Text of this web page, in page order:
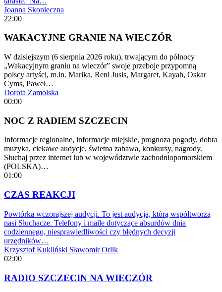
Joanna Skonieczna
22:00
WAKACYJNE GRANIE NA WIECZÓR
W dzisiejszym (6 sierpnia 2026 roku), trwającym do północy
„Wakacyjnym graniu na wieczór” swoje przeboje przypomną
polscy artyści, m.in. Marika, Reni Jusis, Margaret, Kayah, Oskar
Cyms, Paweł…
Dorota Zamolska
00:00
NOC Z RADIEM SZCZECIN
Informacje regionalne, informacje miejskie, prognoza pogody, dobra
muzyka, ciekawe audycje, świetna zabawa, konkursy, nagrody.
Słuchaj przez internet lub w województwie zachodniopomorskiem
(POLSKA)…
01:00
CZAS REAKCJI
Powtórka wczorajszej audycji. To jest audycja, którą współtworzą
nasi Słuchacze. Telefony i maile dotyczące absurdów dnia
codziennego, niesprawiedliwości czy błędnych decyzji
urzędników…
Krzysztof Kukliński Sławomir Orlik
02:00
RADIO SZCZECIN NA WIECZÓR